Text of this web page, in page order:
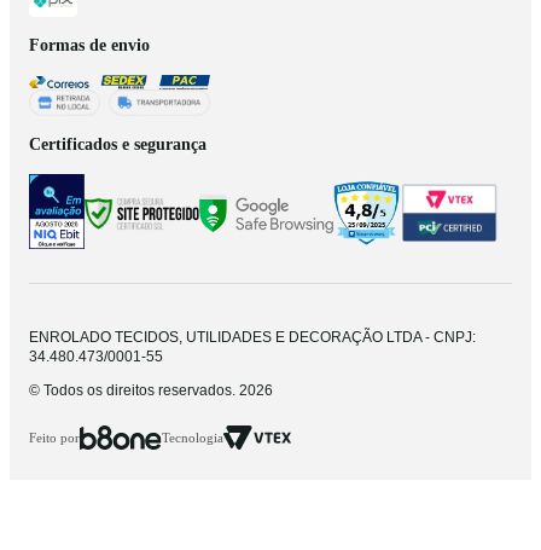
Formas de envio
Certificados e segurança
ENROLADO TECIDOS, UTILIDADES E DECORAÇÃO LTDA - CNPJ:
34.480.473/0001-55
© Todos os direitos reservados. 2026
Feito por Tecnologia